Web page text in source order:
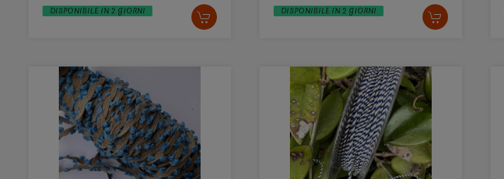
DISPONIBILE IN 2 GIORNI DISPONIBILE IN 2 GIORNI